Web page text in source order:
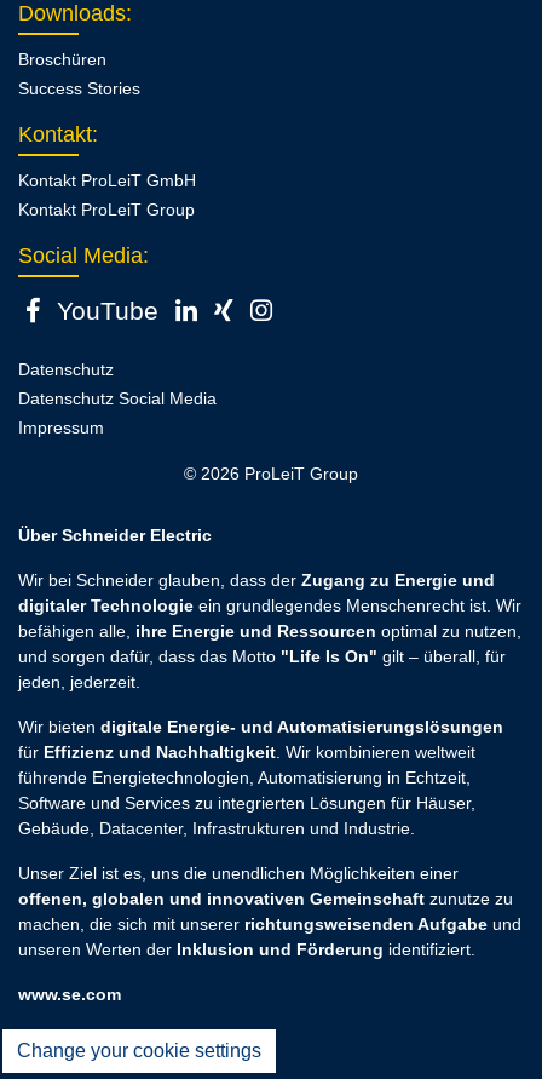
Downloads:
Broschüren
Success Stories
Kontakt:
Kontakt ProLeiT GmbH
Kontakt ProLeiT Group
Social Media:
YouTube
Datenschutz
Datenschutz Social Media
Impressum
© 2026 ProLeiT Group
Über Schneider Electric
Wir bei Schneider glauben, dass der Zugang zu Energie und
digitaler Technologie ein grundlegendes Menschenrecht ist. Wir
befähigen alle, ihre Energie und Ressourcen optimal zu nutzen,
und sorgen dafür, dass das Motto "Life Is On" gilt – überall, für
jeden, jederzeit.
Wir bieten digitale Energie- und Automatisierungslösungen
für Effizienz und Nachhaltigkeit . Wir kombinieren weltweit
führende Energietechnologien, Automatisierung in Echtzeit,
Software und Services zu integrierten Lösungen für Häuser,
Gebäude, Datacenter, Infrastrukturen und Industrie.
Unser Ziel ist es, uns die unendlichen Möglichkeiten einer
offenen, globalen und innovativen Gemeinschaft zunutze zu
machen, die sich mit unserer richtungsweisenden Aufgabe und
unseren Werten der Inklusion und Förderung identifiziert.
www.se.com
Change your cookie settings